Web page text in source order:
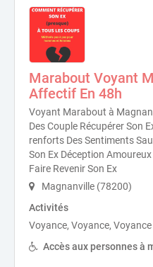
Marabout Voyant
Affectif En 48h
Voyant Marabout à
Des Couple Récupérer Son
renforts Des Sentiments
Son Ex Déception
Faire Revenir Son Ex
Magnanville (78200)
Activités
Voyance, Voyance,
Accès aux personnes à